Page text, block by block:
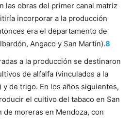
las obras del primer canal matriz
incorporar a la producción
era el departamento de
Angaco y San Martín).8
a la producción se destinaron
de alfalfa (vinculados a la
y de trigo. En los años siguientes,
el cultivo del tabaco en San
de moreras en Mendoza, con